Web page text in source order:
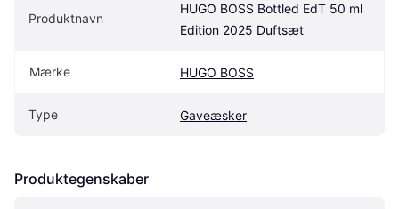
Produktnavn
HUGO BOSS Bottled EdT 50 ml
Edition 2025 Duftsæt
Mærke HUGO BOSS
Type Gaveæsker
Produktegenskaber